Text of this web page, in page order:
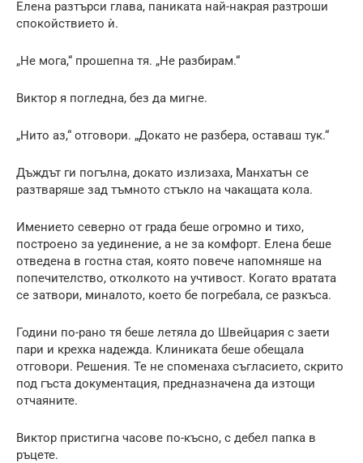
Елена разтърси глава, паниката най-накрая разтроши
спокойствието ѝ.
„Не мога,“ прошепна тя. „Не разбирам.“
Виктор я погледна, без да мигне.
„Нито аз,“ отговори. „Докато не разбера, оставаш тук.“
Дъждът ги погълна, докато излизаха, Манхатън се
разтваряше зад тъмното стъкло на чакащата кола.
Имението северно от града беше огромно и тихо,
построено за уединение, а не за комфорт. Елена беше
отведена в гостна стая, която повече напомняше на
попечителство, отколкото на учтивост. Когато вратата
се затвори, миналото, което бе погребала, се разкъса.
Години по-рано тя беше летяла до Швейцария с заети
пари и крехка надежда. Клиниката беше обещала
отговори. Решения. Те не споменаха съгласието, скрито
под гъста документация, предназначена да изтощи
отчаяните.
Виктор пристигна часове по-късно, с дебел папка в
ръцете.